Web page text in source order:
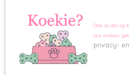
Ook zo dol op
Wij maken
privacy-